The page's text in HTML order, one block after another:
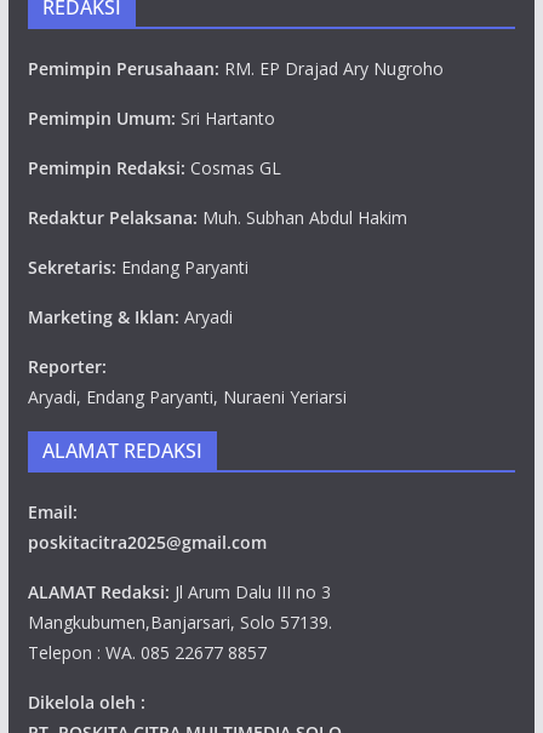
REDAKSI
Pemimpin Perusahaan: RM. EP Drajad Ary Nugroho
Pemimpin Umum: Sri Hartanto
Pemimpin Redaksi: Cosmas GL
Redaktur Pelaksana: Muh. Subhan Abdul Hakim
Sekretaris: Endang Paryanti
Marketing & Iklan: Aryadi
Reporter:
Aryadi, Endang Paryanti, Nuraeni Yeriarsi
ALAMAT REDAKSI
Email:
poskitacitra2025@gmail.com
ALAMAT Redaksi: Jl Arum Dalu III no 3
Mangkubumen,Banjarsari, Solo 57139.
Telepon : WA. 085 22677 8857
Dikelola oleh :